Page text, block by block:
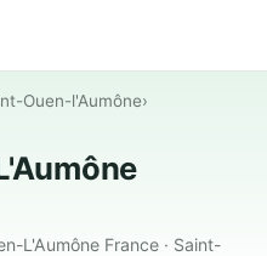
Ouen-l'Aumône›
L'Aumône France · Saint-